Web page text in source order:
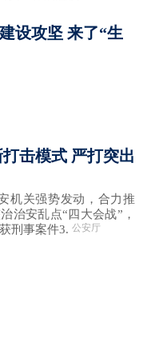
设攻坚 来了“生
击模式 严打突出
机关强势发动，合力推
治安乱点“四大会战”，
刑事案件3. 公安厅